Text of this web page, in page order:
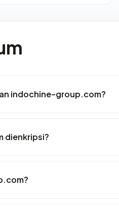
indochine-group.com?
dienkripsi?